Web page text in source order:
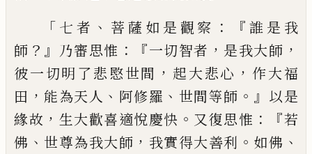
「 七者 、 菩薩如是 觀察 ：『 誰是我
師 ？』 乃審思惟 ：『一切智者 ， 是我大師 ，
彼一切明了悲愍世間 ， 起大悲心 ， 作大福
田 ， 能為天人 、 阿修羅 、 世間等師 。』 以是
緣故 ， 生大歡喜適悅慶快 。 又復思惟 ：『若
佛 、 世尊為我大師 ， 我實得大善利 。 如佛 、